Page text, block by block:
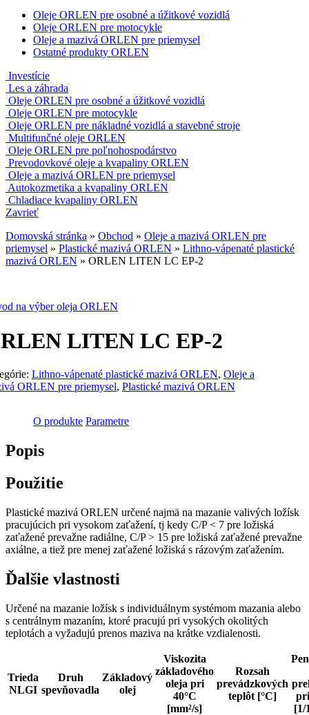
Oleje ORLEN pre osobné a úžitkové vozidlá
Oleje ORLEN pre motocykle
Oleje a mazivá ORLEN pre priemysel
Ostatné produkty ORLEN
Investície
Les a záhrada
Oleje ORLEN pre osobné a úžitkové vozidlá
Oleje ORLEN pre motocykle
Oleje ORLEN pre nákladné vozidlá a stavebné stroje
Multifunčné oleje ORLEN
Oleje ORLEN pre poľnohospodárstvo
Prevodovkové oleje a kvapaliny ORLEN
Oleje a mazivá ORLEN pre priemysel
Autokozmetika a kvapaliny ORLEN
Chladiace kvapaliny ORLEN
Zavrieť
Domovská stránka » Obchod » Oleje a mazivá ORLEN pre
priemysel » Plastické mazivá ORLEN » Lithno-vápenaté plastické
mazivá ORLEN » ORLEN LITEN LC EP-2
na výber oleja ORLEN
LITEN LC EP-2
Lithno-vápenaté plastické mazivá ORLEN, Oleje a
ORLEN pre priemysel, Plastické mazivá ORLEN
O produkte Parametre
Popis
Použitie
Plastické mazivá ORLEN určené najmä na mazanie valivých ložísk
pracujúcich pri vysokom zaťažení, tj kedy C/P < 7 pre ložiská
zaťažené prevažne radiálne, C/P > 15 pre ložiská zaťažené prevažne
axiálne, a tiež pre menej zaťažené ložiská s rázovým zaťažením.
Ďalšie vlastnosti
Určené na mazanie ložísk s individuálnym systémom mazania alebo
s centrálnym mazaním, ktoré pracujú pri vysokých okolitých
teplotách a vyžadujú prenos maziva na krátke vzdialenosti.
Trieda
NLGI
Druh
spevňovadla
Základový
olej
Viskozita
základového
oleja pri
40°C
[mm²/s]
Rozsah
prevádzkových
teplôt [°C]
[1/